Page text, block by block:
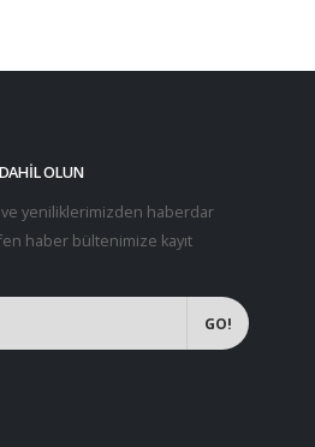
OLUN
yeniliklerimizden haberdar
haber bültenimize kayıt